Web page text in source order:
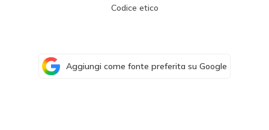
Codice etico
Aggiungi come fonte preferita su Google